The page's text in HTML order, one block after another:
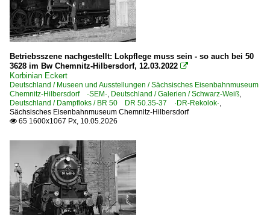
6 155 BR 155 DR 250 'Energiecontainer' Private
ICE 1 BR 401 · 5 401 · 5 801-804 ganze Züge
ICE 1 BR 401 · 5 401 · 5 801-804 Triebköpfe oder Züge
Galerien
Güterverkehr
Autotransportzüge
Güterwagen
Betriebsszene nachgestellt: Lokpflege muss sein - so auch bei 50
3628 im Bw Chemnitz-Hilbersdorf, 12.03.2022 
Korbinian Eckert
Deutschland / Museen und Ausstellungen / Sächsisches Eisenbahnmuseum
Chemnitz-Hilbersdorf ·SEM·, Deutschland / Galerien / Schwarz-Weiß,
Deutschland / Dampfloks / BR 50 DR 50.35-37 ·DR-Rekolok·,
Sächsisches Eisenbahnmuseum Chemnitz-Hilbersdorf
 65 1600x1067 Px, 10.05.2026